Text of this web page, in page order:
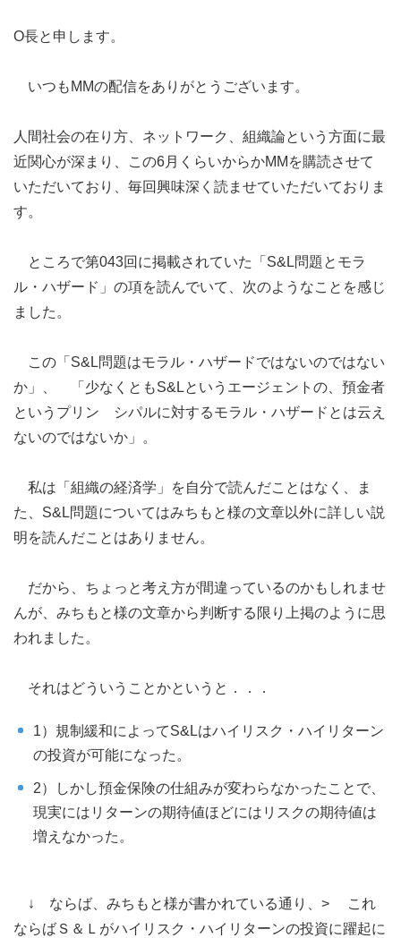
O長と申します。
いつもMMの配信をありがとうございます。
人間社会の在り方、ネットワーク、組織論という方面に最
近関心が深まり、この6月くらいからかMMを購読させて
いただいており、毎回興味深く読ませていただいておりま
す。
ところで第043回に掲載されていた「S&L問題とモラ
ル・ハザード」の項を読んでいて、次のようなことを感じ
ました。
この「S&L問題はモラル・ハザードではないのではない
か」、 「少なくともS&Lというエージェントの、預金者
というプリン シパルに対するモラル・ハザードとは云え
ないのではないか」。
私は「組織の経済学」を自分で読んだことはなく、ま
た、S&L問題についてはみちもと様の文章以外に詳しい説
明を読んだことはありません。
だから、ちょっと考え方が間違っているのかもしれませ
んが、みちもと様の文章から判断する限り上掲のように思
われました。
それはどういうことかというと．．．
1）規制緩和によってS&Lはハイリスク・ハイリターン
の投資が可能になった。
2）しかし預金保険の仕組みが変わらなかったことで、
現実にはリターンの期待値ほどにはリスクの期待値は
増えなかった。
↓ ならば、みちもと様が書かれている通り、> これ
ならばＳ＆Ｌがハイリスク・ハイリターンの投資に躍起に